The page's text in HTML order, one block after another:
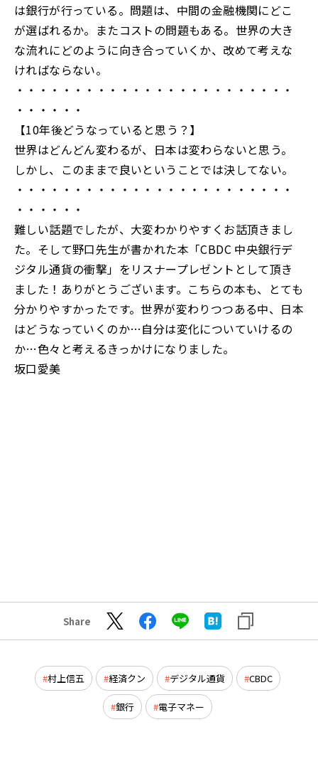
は銀行が行っている。問題は、中間の金融機関にどこ
が選ばれるか。またコストの問題もある。世界の大き
な流れにどのように向き合っていくか、改めて考えな
ければならない。
・・・・・・・・・・・・・・・・・・・・・・・・
・・・・・・
【10年後どうなっていると思う？】
世界はどんどん変わるが、日本は変わらないと思う。
しかし、このままで良いということでは決してない。
・・・・・・・・・・・・・・・・・・・・・・・・
・・・・・・
難しい話題でしたが、大変わかりやすくお話頂きまし
た。そして野口先生が書かれた本「CBDC 中央銀行デ
ジタル通貨の衝撃」をリスナープレゼントとして頂き
ました！ありがとうございます。こちらの本も、とても
分かりやすかったです。世界が変わりつつある中、日本
はどうなっていくのか…自分は変化についていけるの
か…色々と考えるきっかけになりました。
坂口愛美
Share
村上信五 経済クン デジタル通貨 CBDC
銀行 電子マネー